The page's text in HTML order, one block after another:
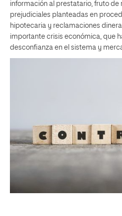
información al prestatario, fruto de
prejudiciales planteadas en
hipotecaria y reclamaciones
importante crisis económica, que
desconfianza en el sistema y